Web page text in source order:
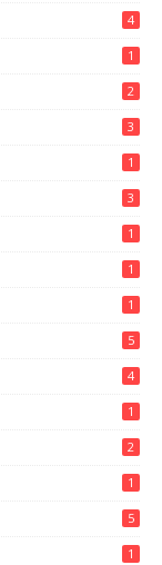
4
1
2
3
1
3
1
1
1
5
4
1
2
1
5
1